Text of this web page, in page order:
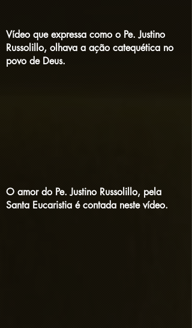
Vídeo que expressa como o Pe. Justino
Russolillo, olhava a ação catequética no
povo de Deus.
O amor do Pe. Justino Russolillo, pela
Santa Eucaristia é contada neste vídeo.